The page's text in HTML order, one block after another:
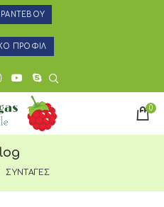
ΡΑΝΤΕΒΟΥ
ΠΡΟΦΙΛ
0
ΣΥΝΤΑΓΕΣ